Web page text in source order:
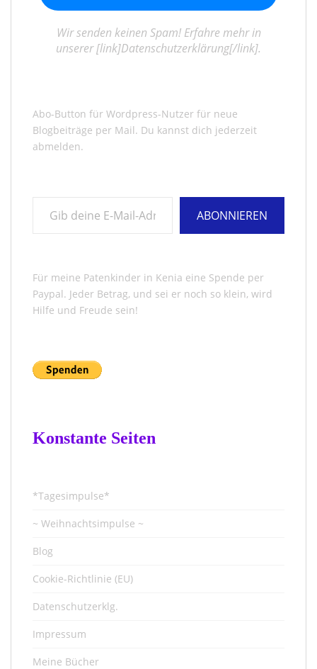
Wir senden keinen Spam! Erfahre mehr in
unserer [link]Datenschutzerklärung[/link].
Abo-Button für Wordpress-Nutzer für neue
Blogbeiträge per Mail. Du kannst dich jederzeit
abmelden.
ABONNIEREN
Für meine Patenkinder in Kenia eine Spende per
Paypal. Jeder Betrag, und sei er noch so klein, wird
Hilfe und Freude sein!
Konstante Seiten
*Tagesimpulse*
~ Weihnachtsimpulse ~
Blog
Cookie-Richtlinie (EU)
Datenschutzerklg.
Impressum
Meine Bücher